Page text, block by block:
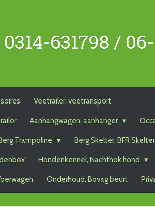
631798 /
Veetrailer, veetransport
Aanhangwagen, aanhanger
Trampoline Berg Skelter, BFR Skelter
Hondenkennel, Nachthok hond
Onderhoud, Bovag beurt